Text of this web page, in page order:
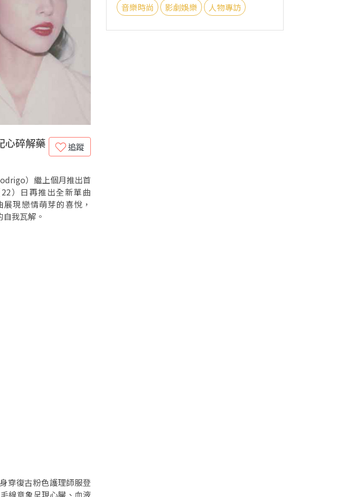
心碎解藥
追蹤
）繼上個月推出首
）日再推出全新單曲
現戀情萌芽的喜悅，
我瓦解。
穿復古粉色護理師服登
線意象呈現心臟、血液
音樂時尚 影劇娛樂 人物專訪